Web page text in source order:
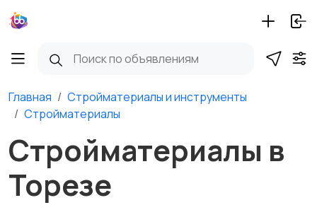
Главная
Стройматериалы и инструменты
Стройматериалы
Стройматериалы в
Торезе